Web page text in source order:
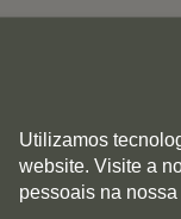
Descubra
Utilizamos
website. Visite a
pessoais na